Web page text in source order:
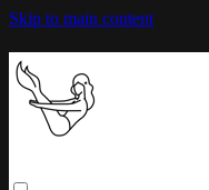
Skip to main content